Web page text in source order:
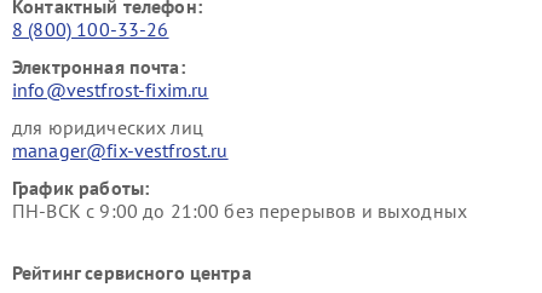
Контактный телефон:
8 (800) 100-33-26
Электронная почта:
info@vestfrost-fixim.ru
для юридических лиц
manager@fix-vestfrost.ru
График работы:
ПН-ВСК с 9:00 до 21:00 без перерывов и выходных
Рейтинг сервисного центра